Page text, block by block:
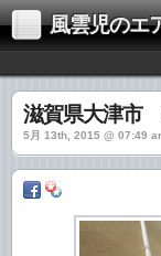
風雲児のエ
滋賀県大津市
5月 13th, 2015 @ 07:49